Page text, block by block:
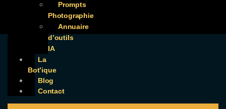
Prompts
Photographie
Annuaire
d’outils
IA
La
Bot’ique
Blog
Contact